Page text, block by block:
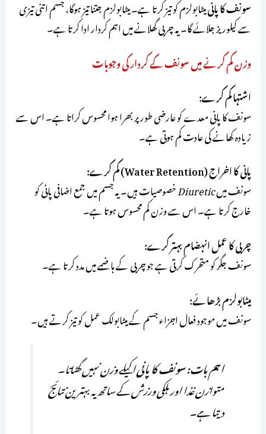
سونف کا پانیمیٹابولزم کو تیز کرتا ہے۔ میٹابولزم جتنا تیز ہوگا، جسم اتنی تیزی
سے کیلوریز جلائے گا۔ یہ چربی گھلانے میں اہم کردار ادا کرتا ہے۔
وزن کم کرنے میں سونف کے کردار کی وجوہات
اشتہا کم کرے:
سونف کا پانی معدے کو عارضی طور پر بھرا ہوا محسوس کراتا ہے۔ اس سے
زیادہ کھانے کی عادت کم ہوتی ہے۔
پانی کا اخراج (Water Retention) کم کرے:
سونف میںDiureticخصوصیات ہیں۔ یہ جسم میں جمع اضافی پانی کو
خارج کرتا ہے۔ اس سے وزن کم محسوس ہوتا ہے۔
چربی کا عمل انہضام بہتر کرے:
سونف جگر کو متحرک کرتی ہے جو چربی کے ہاضمے میں مدد کرتا ہے۔
میٹابولزم بڑھائے:
سونف میں موجود فعال اجزاء جسم کے میٹابولک عمل کو تیز کرتے ہیں۔
اہم بات:سونف کا پانیاکیلے وزن نہیں گھٹاتا۔
متوازن غذا اور ہلکی ورزش کے ساتھ یہ بہترین نتائج
دیتا ہے۔